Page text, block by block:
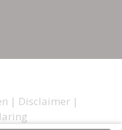
| Disclaimer|